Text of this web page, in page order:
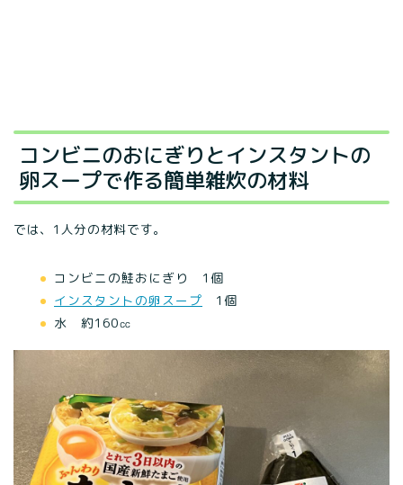
コンビニのおにぎりとインスタントの
卵スープで作る簡単雑炊の材料
では、1人分の材料です。
コンビニの鮭おにぎり 1個
インスタントの卵スープ 1個
水 約160㏄